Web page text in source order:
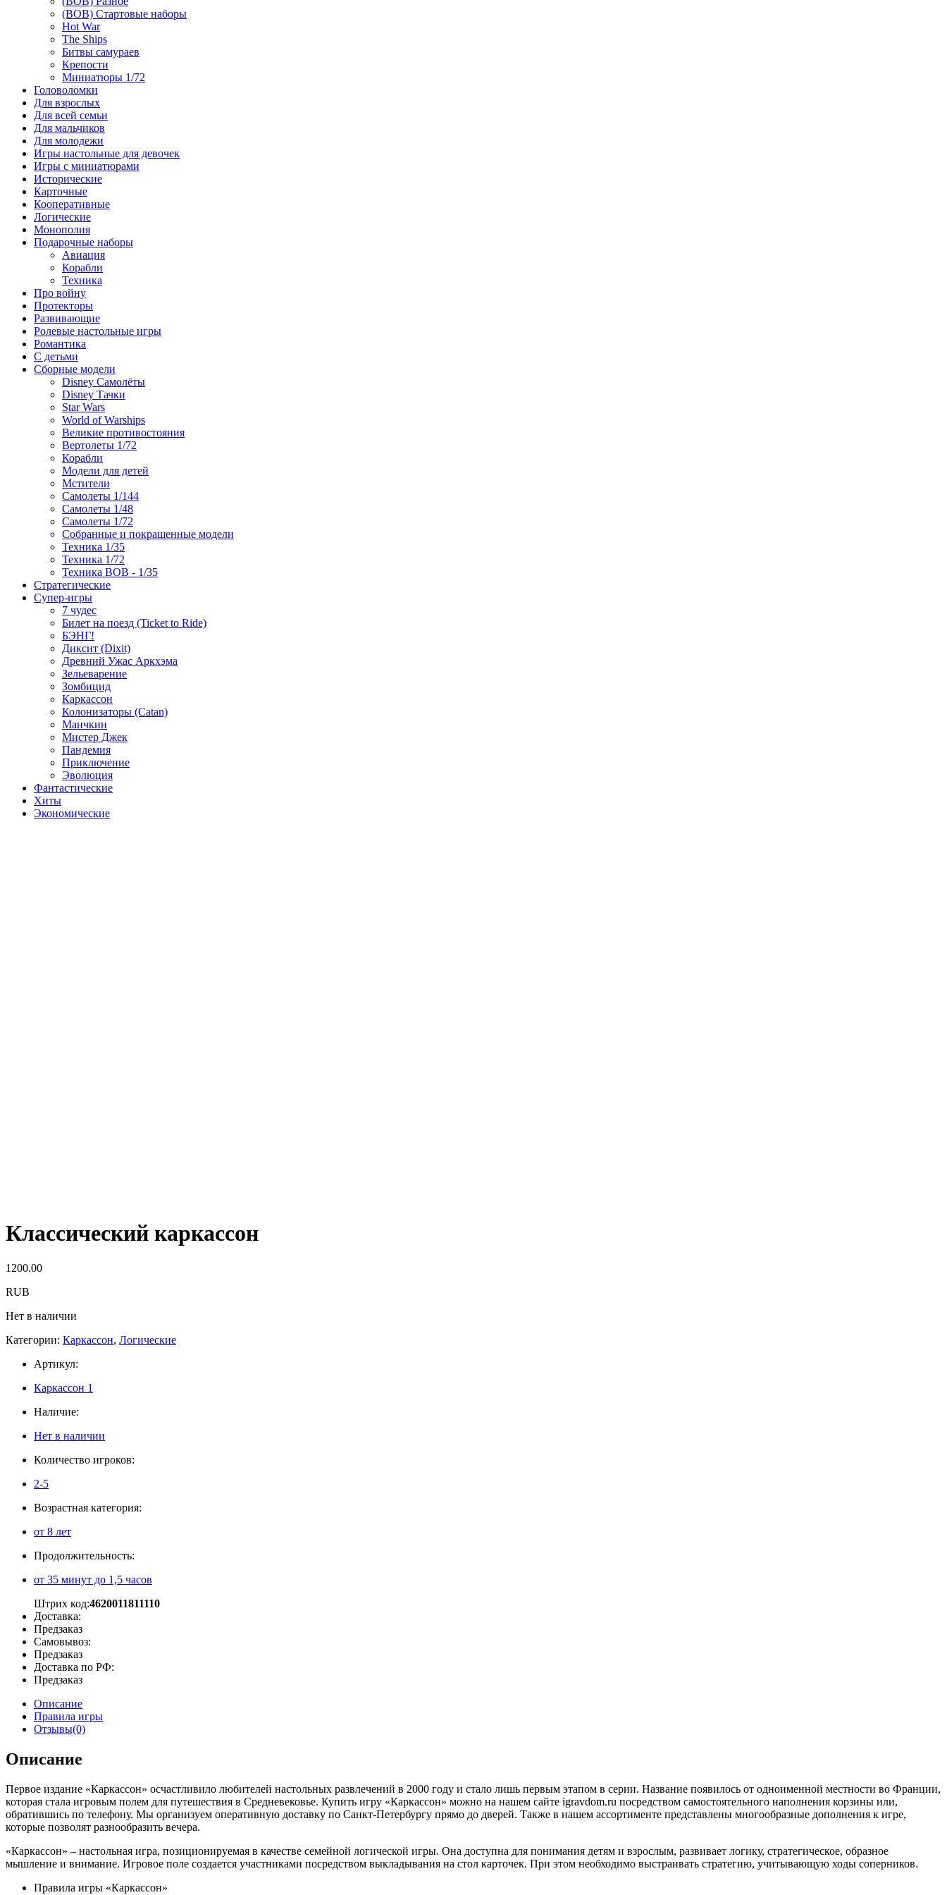
(ВОВ) Стартовые наборы
Hot War
The Ships
Битвы самураев
Крепости
Миниатюры 1/72
Головоломки
Для взрослых
Для всей семьи
Для мальчиков
Для молодежи
Игры настольные для девочек
Игры с миниатюрами
Исторические
Карточные
Кооперативные
Логические
Монополия
Подарочные наборы
Авиация
Корабли
Техника
Про войну
Протекторы
Развивающие
Ролевые настольные игры
Романтика
С детьми
Сборные модели
Disney Самолёты
Disney Тачки
Star Wars
World of Warships
Великие противостояния
Вертолеты 1/72
Корабли
Модели для детей
Мстители
Самолеты 1/144
Самолеты 1/48
Самолеты 1/72
Собранные и покрашенные модели
Техника 1/35
Техника 1/72
Техника ВОВ - 1/35
Стратегические
Супер-игры
7 чудес
Билет на поезд (Ticket to Ride)
БЭНГ!
Диксит (Dixit)
Древний Ужас Аркхэма
Зельеварение
Зомбицид
Каркассон
Колонизаторы (Catan)
Манчкин
Мистер Джек
Пандемия
Приключение
Эволюция
Фантастические
Хиты
Экономические
Классический каркассон
1200.00
RUB
Нет в наличии
Категории: Каркассон, Логические
Артикул:
Каркассон 1
Наличие:
Нет в наличии
Количество игроков:
2-5
Возрастная категория:
от 8 лет
Продолжительность:
от 35 минут до 1,5 часов
Штрих код:4620011811110
Доставка:
Предзаказ
Самовывоз:
Предзаказ
Доставка по РФ:
Предзаказ
Описание
Правила игры
Отзывы(0)
Описание
Первое издание «Каркассон» осчастливило любителей настольных развлечений в 2000 году и стало лишь первым этапом в серии. Название появилось от одноименной местности во Франции,
которая стала игровым полем для путешествия в Средневековье. Купить игру «Каркассон» можно на нашем сайте igravdom.ru посредством самостоятельного наполнения корзины или,
обратившись по телефону. Мы организуем оперативную доставку по Санкт-Петербургу прямо до дверей. Также в нашем ассортименте представлены многообразные дополнения к игре,
которые позволят разнообразить вечера.
«Каркассон» – настольная игра, позиционируемая в качестве семейной логической игры. Она доступна для понимания детям и взрослым, развивает логику, стратегическое, образное
мышление и внимание. Игровое поле создается участниками посредством выкладывания на стол карточек. При этом необходимо выстраивать стратегию, учитывающую ходы соперников.
Правила игры «Каркассон»